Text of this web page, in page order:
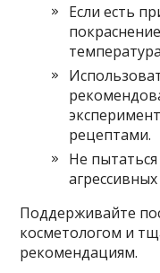
Если есть
рецептами.
Не
Поддерживайте
косметологом и
рекомендациям.